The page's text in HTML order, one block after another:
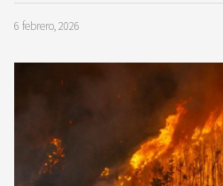
6 febrero, 2026